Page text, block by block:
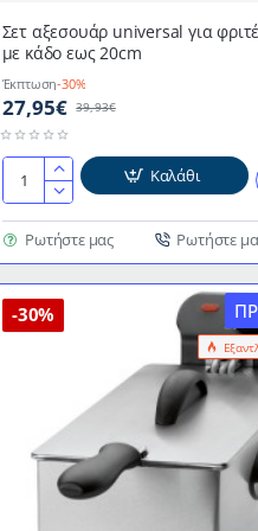
Σετ αξεσουάρ universal για
με κάδο εως 20cm
Έκπτωση-30%
27,95€ 39,93€
Σετ
universal
για
φριτέζες
αέρος
με
Καλάθι
Ρωτήστε μας Ρωτήστε
-30%